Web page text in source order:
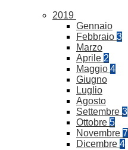
2019
Gennaio
Febbraio 3
Marzo
Aprile 2
Maggio 4
Giugno
Luglio
Agosto
Settembre 3
Ottobre 5
Novembre 7
Dicembre 4